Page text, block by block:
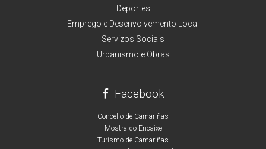
Deportes
Emprego e Desenvolvemento Local
Servizos Sociais
Urbanismo e Obras
Facebook
Concello de Camariñas
Mostra do Encaixe
Turismo de Camariñas